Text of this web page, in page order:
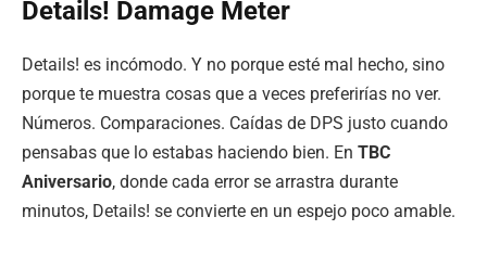
Details! Damage Meter
Details! es incómodo. Y no porque esté mal hecho, sino
porque te muestra cosas que a veces preferirías no ver.
Números. Comparaciones. Caídas de DPS justo cuando
pensabas que lo estabas haciendo bien. En TBC
Aniversario, donde cada error se arrastra durante
minutos, Details! se convierte en un espejo poco amable.